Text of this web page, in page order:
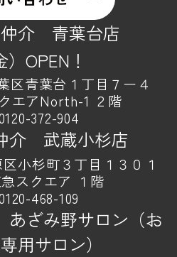
介 青葉台店
OPEN！
区青葉台１丁目７ー４
エアNorth-1 ２階
372-904
介 武蔵小杉店
小杉町３丁目１３０１
スクエア １階
468-109
ざみ野サロン（お
用サロン）